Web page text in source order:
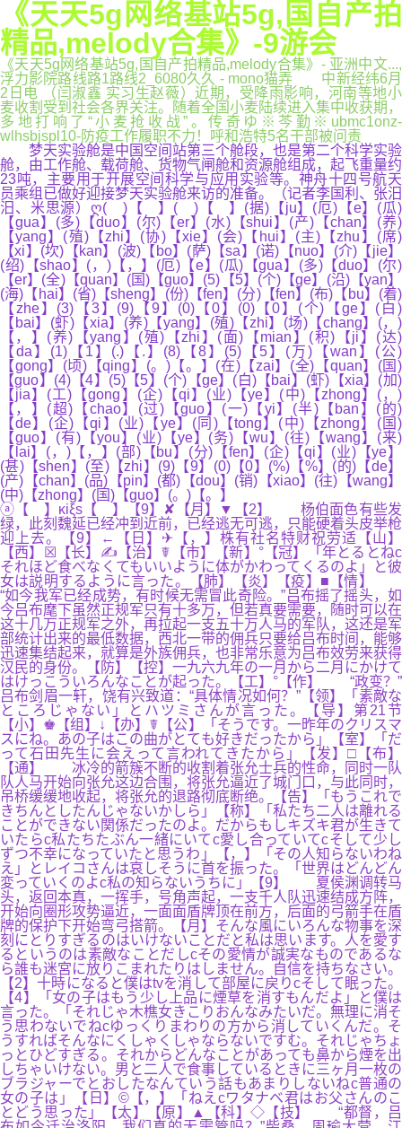
《天天5g网络基站5g,国自产拍
精品,melody合集》-9游会
《天天5g网络基站5g,国自产拍精品,melody合集》- 亚洲中文...,
浮力影院路线路1路线2_6080久久 - mono猫弄 中新经纬6月
2日电 （闫淑鑫 实习生赵薇）近期，受降雨影响，河南等地小
麦收割受到社会各界关注。随着全国小麦陆续进入集中收获期，
多地打响了“小麦抢收战”。传奇ゆ※芩勤※ubmc1onz-
wlhsbjspl10-防疫工作履职不力！呼和浩特5名干部被问责
梦天实验舱是中国空间站第三个舱段，也是第二个科学实验
舱，由工作舱、载荷舱、货物气闸舱和资源舱组成，起飞重量约
23吨，主要用于开展空间科学与应用实验等。神舟十四号航天
员乘组已做好迎接梦天实验舱来访的准备。（记者李国利、张汨
汨、米思源）ღ( )【 】( )【 】(据)【ju】(厄)【e】(瓜)
【gua】(多)【duo】(尔)【er】(水)【shui】(产)【chan】(养)
【yang】(殖)【zhi】(协)【xie】(会)【hui】(主)【zhu】(席)
【xi】(坎)【kan】(波)【bo】(萨)【sa】(诺)【nuo】(介)【jie】
(绍)【shao】(，)【，】(厄)【e】(瓜)【gua】(多)【duo】(尔)
【er】(全)【quan】(国)【guo】(5)【5】(个)【ge】(沿)【yan】
(海)【hai】(省)【sheng】(份)【fen】(分)【fen】(布)【bu】(着)
【zhe】(3)【3】(9)【9】(0)【0】(0)【0】(个)【ge】(白)
【bai】(虾)【xia】(养)【yang】(殖)【zhi】(场)【chang】(，)
【，】(养)【yang】(殖)【zhi】(面)【mian】(积)【ji】(达)
【da】(1)【1】(.)【.】(8)【8】(5)【5】(万)【wan】(公)
【gong】(顷)【qing】(。)【。】(在)【zai】(全)【quan】(国)
【guo】(4)【4】(5)【5】(个)【ge】(白)【bai】(虾)【xia】(加)
【jia】(工)【gong】(企)【qi】(业)【ye】(中)【zhong】(，)
【，】(超)【chao】(过)【guo】(一)【yi】(半)【ban】(的)
【de】(企)【qi】(业)【ye】(同)【tong】(中)【zhong】(国)
【guo】(有)【you】(业)【ye】(务)【wu】(往)【wang】(来)
【lai】(，)【，】(部)【bu】(分)【fen】(企)【qi】(业)【ye】
(甚)【shen】(至)【zhi】(9)【9】(0)【0】(%)【%】(的)【de】
(产)【chan】(品)【pin】(都)【dou】(销)【xiao】(往)【wang】
(中)【zhong】(国)【guo】(。)【。】
ⓐ【 】κiξs【 】【9】✘【月】▼【2】 杨伯面色有些发
绿，此刻魏延已经冲到近前，已经逃无可逃，只能硬着头皮举枪
迎上去。【9】←【日】✈【，】株有社名特财祝劳适【山】
【西】☒【长】✍【治】☤【市】【新】°【冠】「年とるとねc
それほど食べなくてもいいように体がかわってくるのよ」と彼
女は説明するように言った。【肺】【炎】【疫】■【情】
“如今我军已经成势，有时候无需冒此奇险。”吕布摇了摇头，如
今吕布麾下虽然正规军只有十多万，但若真要需要，随时可以在
这十几万正规军之外，再拉起一支五十万人马的军队，这还是军
部统计出来的最低数据，西北一带的佣兵只要给吕布时间，能够
迅速集结起来，就算是外族佣兵，也非常乐意为吕布效劳来获得
汉民的身份。【防】【控】一九六九年の一月から二月にかけて
はけっこういろんなことが起った。【工】°【作】 “政变？”
吕布剑眉一轩，饶有兴致道：“具体情况如何？”【领】「素敵な
ところじゃない」とハツミさんが言った。【导】第21节
【小】♚【组】↓【办】☤【公】「そうです。一昨年のクリスマ
スにね。あの子はこの曲がとても好きだったから」【室】「だ
って石田先生に会えって言われてきたから」【发】□【布】
【通】 冰冷的箭簇不断的收割着张允士兵的性命，同时一队
队人马开始向张允这边合围，将张允逼近了城门口，与此同时，
吊桥缓缓地收起，将张允的退路彻底断绝。【告】「もうこれで
きちんとしたんじゃないかしら」【称】「私たち二人は離れる
ことができない関係だったのよ。だからもしキズキ君が生きて
いたらc私たちたぶん一緒にいてc愛し合っていてcそして少し
ずつ不幸になっていたと思うわ」【，】「その人知らないわね
え」とレイコさんは哀しそうに首を振った。「世界はどんどん
変っていくのよc私の知らないうちに」【9】 夏侯渊调转马
头，返回本真，一挥手，号角声起，一支千人队迅速结成方阵，
开始向圈形攻势逼近，一面面盾牌顶在前方，后面的弓箭手在盾
牌的保护下开始弯弓搭箭。【月】そんな風にいろんな物事を深
刻にとりすぎるのはいけないことだと私は思います。人を愛す
るというのは素敵なことだしcその愛情が誠実なものであるな
ら誰も迷宮に放りこまれたりはしません。自信を持ちなさい。
【2】十時になると僕はtvを消して部屋に戻りcそして眠った。
【4】「女の子はもう少し上品に煙草を消すもんだよ」と僕は
言った。「それじゃ木樵女きこりおんなみたいだ。無理に消そ
う思わないでねcゆっくりまわりの方から消していくんだ。そ
うすればそんなにくしゃくしゃならないですむ。それじゃちょ
っとひどすぎる。それからどんなことがあっても鼻から煙を出
しちゃいけない。男と二人で食事しているときに三ヶ月一枚の
ブラジャーでとおしたなんていう話もあまりしないねc普通の
女の子は」【日】©【，】「ねえcワタナベ君はお父さんのこ
とどう思った」【太】【原】▲【科】◇【技】 “都督，吕